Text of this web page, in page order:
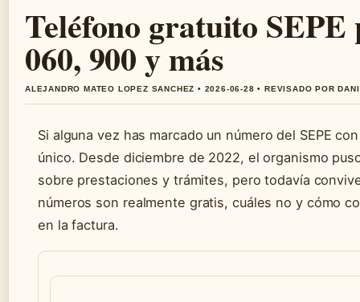
Teléfono gratuito
060, 900 y más
ALEJANDRO MATEO LOPEZ SANCHEZ • 2026-06-28 • REVISADO POR
Si alguna vez has marcado un número del SEPE
único. Desde diciembre de 2022, el organismo
sobre prestaciones y trámites, pero todavía
números son realmente gratis, cuáles no y cómo
en la factura.